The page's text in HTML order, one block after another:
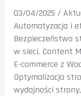
03/04/2025 /
Automatyzacja i
Bezpieczeństwo
w sieci, Content
E-commerce z
Optymalizacja
wydajności strony,